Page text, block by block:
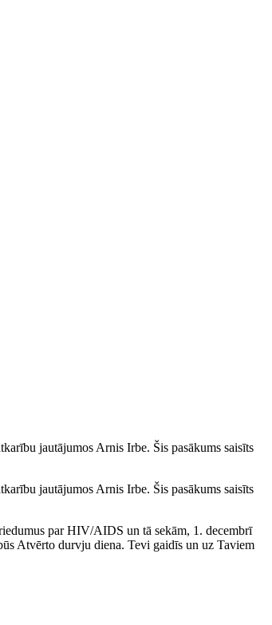
jautājumos Arnis Irbe. Šis pasākums saisīts
jautājumos Arnis Irbe. Šis pasākums saisīts
par HIV/AIDS un tā sekām, 1. decembrī
Atvērto durvju diena. Tevi gaidīs un uz Taviem